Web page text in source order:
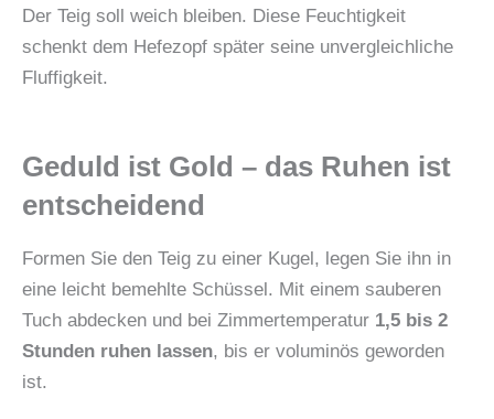
Der Teig soll weich bleiben. Diese Feuchtigkeit
schenkt dem Hefezopf später seine unvergleichliche
Fluffigkeit.
Geduld ist Gold – das Ruhen ist
entscheidend
Formen Sie den Teig zu einer Kugel, legen Sie ihn in
eine leicht bemehlte Schüssel. Mit einem sauberen
Tuch abdecken und bei Zimmertemperatur 1,5 bis 2
Stunden ruhen lassen, bis er voluminös geworden
ist.